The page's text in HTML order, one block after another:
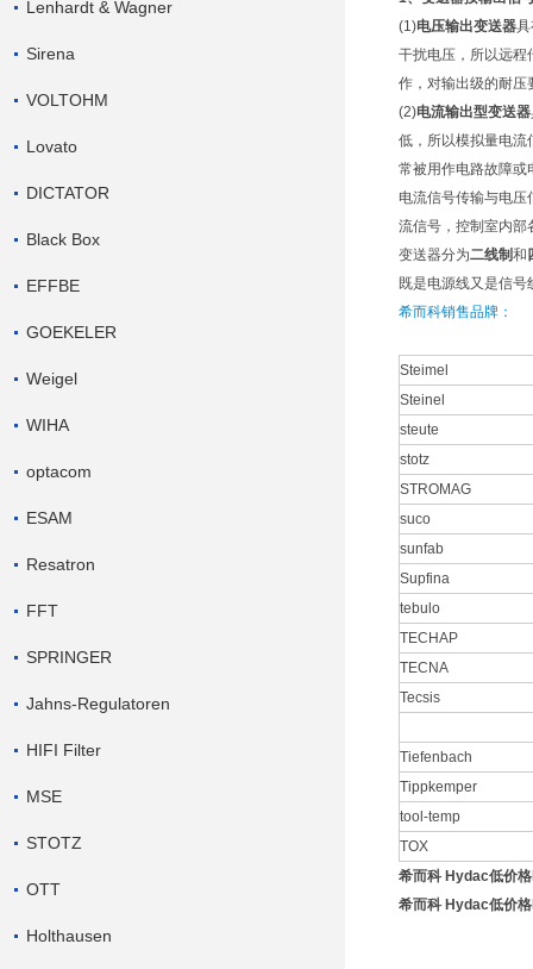
Lenhardt & Wagner
Sirena
VOLTOHM
Lovato
DICTATOR
Black Box
EFFBE
GOEKELER
Weigel
WIHA
optacom
ESAM
Resatron
FFT
SPRINGER
Jahns-Regulatoren
HIFI Filter
MSE
STOTZ
OTT
Holthausen
(1)电压输出变送器
干扰电压，所以远程
作，对输出级的耐压
(2)电流输出型变送器
低，所以模拟量电流
常被用作电路故障或
电流信号传输与电压
流信号，控制室内部
变送器分为二线制和
既是电源线又是信
希而科销售品牌：
Steimel
Steinel
steute
stotz
STROMAG
suco
sunfab
Supfina
tebulo
TECHAP
TECNA
Tecsis
Tiefenbach
Tippkemper
tool-temp
TOX
希而科 Hydac低价
希而科 Hydac低价